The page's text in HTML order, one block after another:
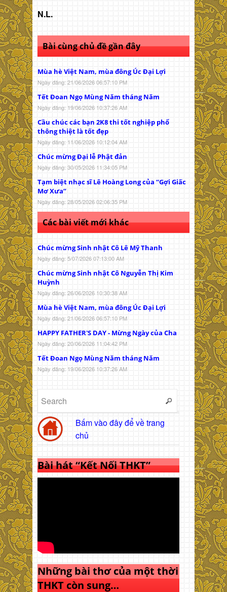
N.L.
Bài cùng chủ đề gần đây
Mùa hè Việt Nam, mùa đông Úc Đại Lợi
Ngày đăng: 21/06/2026 06:57:10 PM
Tết Đoan Ngọ Mùng Năm tháng Năm
Ngày đăng: 19/06/2026 10:37:26 AM
Cầu chúc các bạn 2K8 thi tốt nghiệp phổ
thông thiệt là tốt đẹp
Ngày đăng: 11/06/2026 10:12:04 AM
Chúc mừng Đại lễ Phật đản
Ngày đăng: 30/05/2026 11:34:05 PM
Tạm biệt nhạc sĩ Lê Hoàng Long của “Gợi Giấc
Mơ Xưa”
Ngày đăng: 28/05/2026 02:06:35 PM
Các bài viết mới khác
Chúc mừng Sinh nhật Cô Lê Mỹ Thanh
Ngày đăng: 5/07/2026 07:13:00 AM
Chúc mừng Sinh nhật Cô Nguyễn Thị Kim
Huỳnh
Ngày đăng: 26/06/2026 10:30:38 AM
Mùa hè Việt Nam, mùa đông Úc Đại Lợi
Ngày đăng: 21/06/2026 06:57:10 PM
HAPPY FATHER'S DAY - Mừng Ngày của Cha
Ngày đăng: 20/06/2026 11:04:42 PM
Tết Đoan Ngọ Mùng Năm tháng Năm
Ngày đăng: 19/06/2026 10:37:26 AM
Bấm vào đây để về trang
chủ
Bài hát “Kết Nối THKT”
Những bài thơ của một thời
THKT còn sung…